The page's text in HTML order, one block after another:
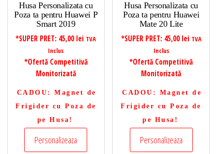
Husa Personalizata cu
Poza ta pentru Huawei P
Smart 2019
*SUPER PRET: 45,00 lei TVA
Inclus
*Ofertă Competitivă
Monitorizată
CADOU : Magnet de
Frigider cu Poza de
pe Husa!
Personalizeaza
Husa Personalizata cu
Poza ta pentru Huawei
Mate 20 Lite
*SUPER PRET: 45,00 lei TVA
Inclus
*Ofertă Competitivă
Monitorizată
CADOU : Magnet de
Frigider cu Poza de
pe Husa!
Personalizeaza